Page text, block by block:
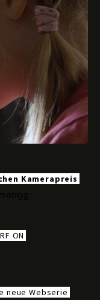
Kamerapreis
ON
neue Webserie